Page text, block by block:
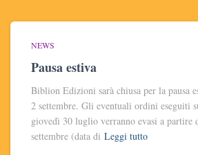
NEWS
Pausa estiva
Biblion Edizioni sarà chiusa per la pausa
2 settembre. Gli eventuali ordini eseguiti
giovedì 30 luglio verranno evasi a partire
settembre (data di Leggi tutto